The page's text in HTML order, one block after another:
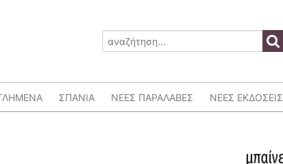
ΣΠΑΝΙΑ ΝΕΕΣ ΠΑΡΑΛΑΒΕΣ ΝΕΕΣ ΕΚΔΟΣΕΙΣ